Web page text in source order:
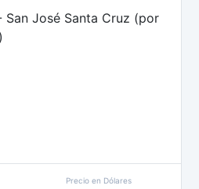
San José Santa Cruz (por
Precio en Dólares